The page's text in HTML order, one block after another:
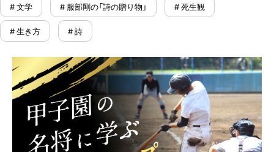
# 文学 # 服部剛の「詩の贈り物」 # 死生観
# 生き方 # 詩